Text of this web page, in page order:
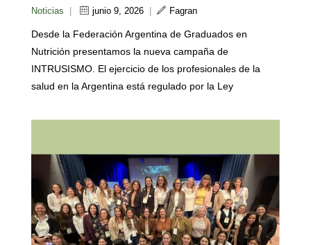
Noticias junio 9, 2026 Fagran
Desde la Federación Argentina de Graduados en
Nutrición presentamos la nueva campaña de
INTRUSISMO. El ejercicio de los profesionales de la
salud en la Argentina está regulado por la Ley